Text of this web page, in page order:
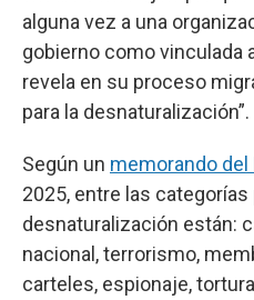
alguna vez a una
gobierno como vinculada
revela en su proceso
para la desnaturalización”.
Según un memorando del
2025, entre las categorías
desnaturalización están:
nacional, terrorismo,
carteles, espionaje,